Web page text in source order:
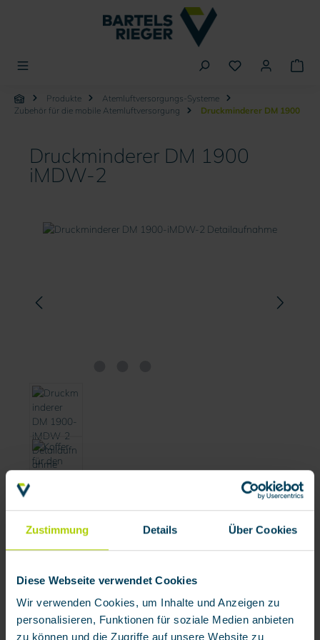
Zustimmung Details Über Cookies
Diese Webseite verwendet Cookies
Wir verwenden Cookies, um Inhalte und Anzeigen zu
personalisieren, Funktionen für soziale Medien anbieten
zu können und die Zugriffe auf unsere Website zu
Produkte
Atemluftversorgungs-Systeme
Zubehör für die mobile Atemluftversorgung
Druckminderer DM 1900
Druckminderer DM 1900
iMDW-2
Bildergalerie überspringen
Firma